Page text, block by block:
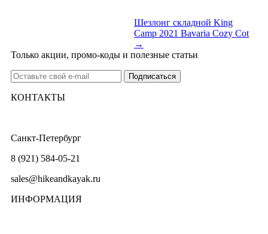
Шезлонг складной King
Camp 2021 Bavaria Cozy Cot
→
Только акции, промо-коды и полезные статьи
КОНТАКТЫ
Санкт-Петербург
8 (921) 584-05-21
sales@hikeandkayak.ru
ИНФОРМАЦИЯ